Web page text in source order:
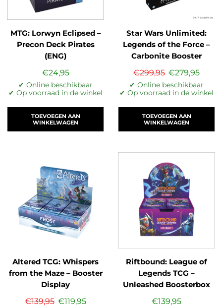
MTG: Lorwyn Eclipsed –
Precon Deck Pirates
(ENG)
€24,95
✔ Online beschikbaar
✔ Op voorraad in de winkel
TOEVOEGEN AAN
WINKELWAGEN
Star Wars Unlimited:
Legends of the Force –
Carbonite Booster
Displa…
€299,95 €279,95
✔ Online beschikbaar
✔ Op voorraad in de winkel
TOEVOEGEN AAN
WINKELWAGEN
Altered TCG: Whispers
from the Maze – Booster
Display
€139,95 €119,95
Riftbound: League of
Legends TCG –
Unleashed Boosterbox
(ENG)
€139,95